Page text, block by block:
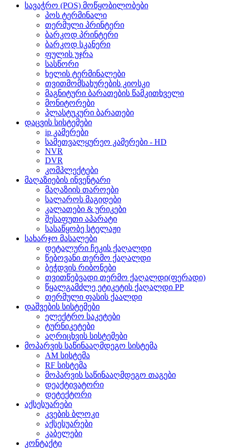
სავაჭრო (POS) მოწყობილობები
პოს ტერმინალი
თერმული პრინტერი
ბარკოდ პრინტერი
ბარკოდ სკანერი
ფულის უჯრა
სასწორი
ხელის ტერმინალები
თვითმომსახურების კიოსკი
მაგნიტური ბარათების წამკითხველი
მონიტორები
პლასტუკური ბარათები
დაცვის სისტემები
ip კამერები
სამეთვალყურეო კამერები - HD
NVR
DVR
კომპლექტები
მაღაზიების ინვენტარი
მაღაზიის თაროები
სალაროს მაგიდები
კალათები & ურიკები
შესაფუთი აპარატი
სასაწყობე სტელაჟი
სახარჯო მასალები
დეტალური ჩეკის ქაღალდი
წებოვანი თერმო ქაღალდი
ბეჭდვის რიბონები
თვითწებვადი თერმო ქაღალდი(ფერადი)
წყალგამძლე ეტიკეტის ქაღალდი PP
თერმული ფასის ქაალდი
დაშვების სისტემები
ელექტრო საკეტები
ტურნიკეტები
აღრიცხვის სისტემები
მოპარვის საწინააღმდეგო სისტემა
AM სისტემა
RF სისტემა
მოპარვის საწინააღმდეგო თაგები
დეაქტივატორი
დეტექტორი
აქსესუარები
კვების ბლოკი
აქსესუარები
კაბელები
კონტაქტი